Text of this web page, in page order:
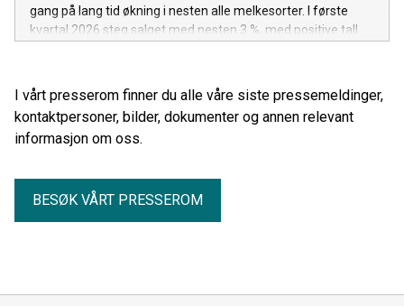
gang på lang tid økning i nesten alle melkesorter. I første
kvartal 2026 steg salget med nesten 3 %, med positive tall
I vårt presserom finner du alle våre siste pressemeldinger,
kontaktpersoner, bilder, dokumenter og annen relevant
informasjon om oss.
BESØK VÅRT PRESSEROM